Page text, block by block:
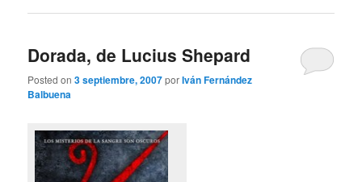
Dorada, de Lucius Shepard
Posted on3 septiembre, 2007porIván Fernández
Balbuena